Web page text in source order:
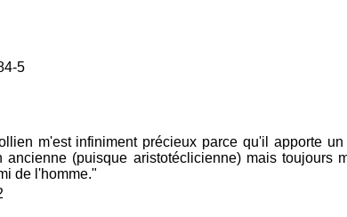
5
m'est infiniment précieux parce qu'il apporte
ancienne (puisque aristotéclicienne) mais toujours
de l'homme."